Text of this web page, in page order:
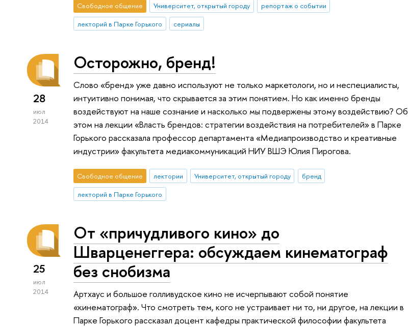
Свободное общение Университет, открытый городу
репортаж о событии
лекторий в Парке Горького
сериалы
28
июл
2014
Осторожно, бренд!
Слово «бренд» уже давно используют не только маркетологи, но и неспециалисты,
интуитивно понимая, что скрывается за этим понятием. Но как именно бренды
воздействуют на наше сознание и насколько мы подвержены этому воздействию? Об
этом на лекции «Власть брендов: стратегии воздействия на потребителей» в Парке
Горького рассказала профессор департамента «Медиапроизводство и креативные
индустрии» факультета медиакоммуникаций НИУ ВШЭ Юлия Пирогова.
Свободное общение лектории Университет, открытый городу
бренд
лекторий в Парке Горького
25
июл
2014
От «причудливого кино» до
Шварценеггера: обсуждаем кинематограф
без снобизма
Артхаус и большое голливудское кино не исчерпывают собой понятие
«кинематограф». Что смотреть тем, кого не устраивает ни то, ни другое, на лекции в
Парке Горького рассказал доцент кафедры практической философии факультета